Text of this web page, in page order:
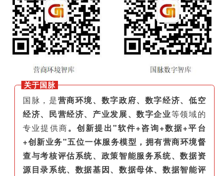
关于国脉
国脉，是营商环境、数字政府、数字经济、低空
经济、民营经济、产业发展、数字企业等领域的
专业提供商。创新提出"软件+咨询+数据+平台
+创新业务"五位一体服务模型，拥有营商环境督
查与考核评估系统、政策智能服务系统、数据资
源目录系统、数据基因、数据母体、数据智能评